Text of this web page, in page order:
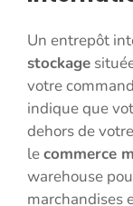
Un entrepôt
stockage
votre
indique que
dehors de
lecommerce
warehouse
marchandises